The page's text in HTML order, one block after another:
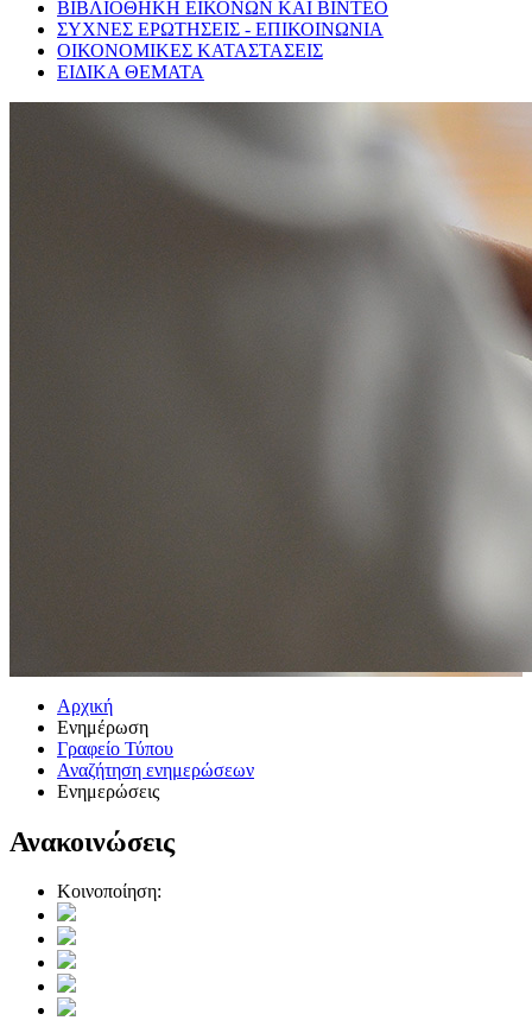
ΒΙΒΛΙΟΘΗΚΗ ΕΙΚΟΝΩΝ ΚΑΙ ΒΙΝΤΕΟ
ΣΥΧΝΕΣ ΕΡΩΤΗΣΕΙΣ - ΕΠΙΚΟΙΝΩΝΙΑ
ΟΙΚΟΝΟΜΙΚΕΣ ΚΑΤΑΣΤΑΣΕΙΣ
ΕΙΔΙΚΑ ΘΕΜΑΤΑ
Αρχική
Ενημέρωση
Γραφείο Τύπου
Αναζήτηση ενημερώσεων
Ενημερώσεις
Ανακοινώσεις
Κοινοποίηση: